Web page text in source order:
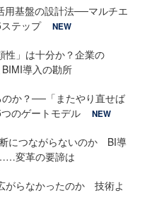
用基盤の設計法──マルチエ
テップ
NEW
性」は十分か？企業の
導入の勘所
のか？──「またやり直せば
のゲートモデル
NEW
につながらないのか BI導
変革の要諦は
がらなかったのか 技術よ